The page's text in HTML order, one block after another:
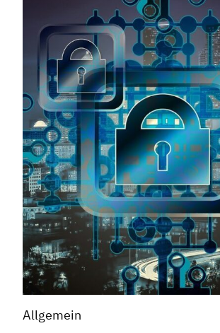
Allgemein